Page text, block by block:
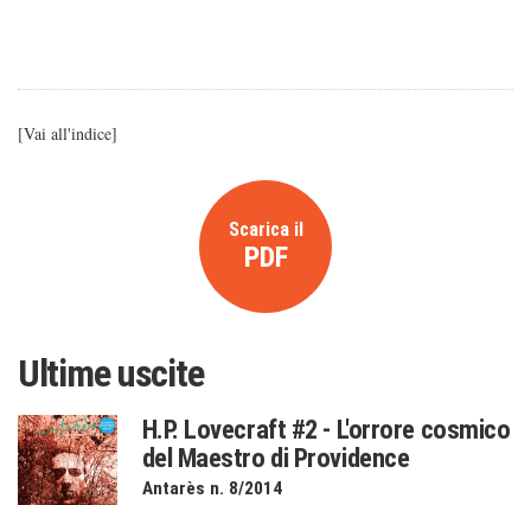
[Vai all'indice]
Scarica il
PDF
Ultime uscite
H.P. Lovecraft #2 - L'orrore cosmico
del Maestro di Providence
Antarès n. 8/2014